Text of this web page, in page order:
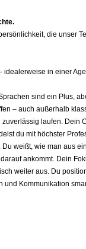
die unser
in einer
sind ein Plus,
– auch außerhalb
laufen. Dein
du mit höchster
weißt, wie man aus
ankommt. Dein
weiter aus. Du
und Kommunikation